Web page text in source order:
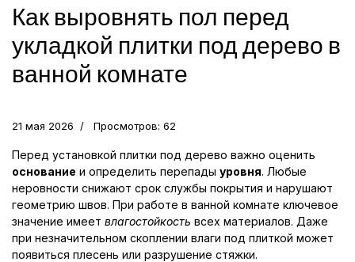
Как выровнять пол перед
укладкой плитки под дерево в
ванной комнате
21 мая 2026 Просмотров: 62
Перед установкой плитки под дерево важно оценить
основание и определить перепады уровня. Любые
неровности снижают срок службы покрытия и нарушают
геометрию швов. При работе в ванной комнате ключевое
значение имеет влагостойкость всех материалов. Даже
при незначительном скоплении влаги под плиткой может
появиться плесень или разрушение стяжки.